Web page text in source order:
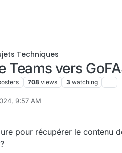
Techniques
vers
708 views 3 watching
9:57 AM
pour récupérer le contenu